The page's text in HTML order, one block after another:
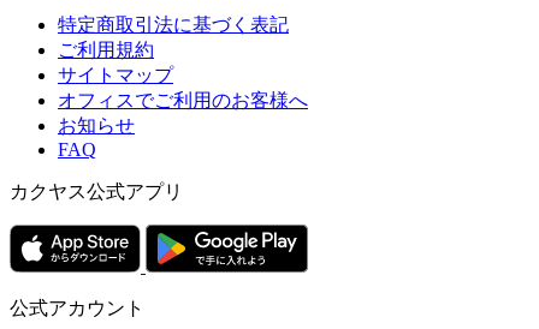
特定商取引法に基づく表記
ご利用規約
サイトマップ
オフィスでご利用のお客様へ
お知らせ
FAQ
カクヤス公式アプリ
公式アカウント